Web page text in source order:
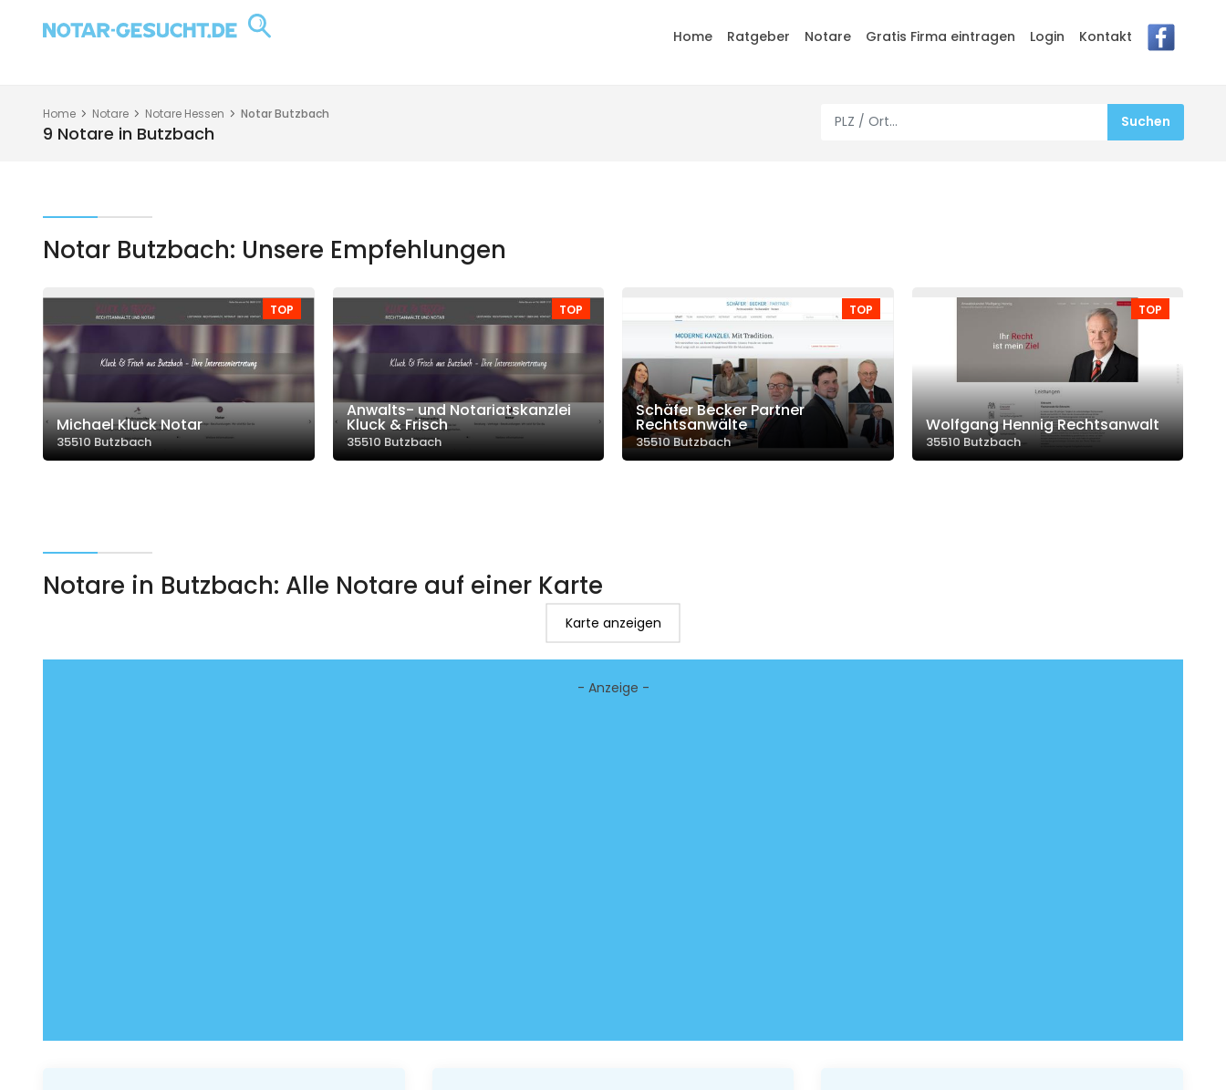
Home Ratgeber Notare Gratis Firma eintragen Login Kontakt
Home Notare Notare Hessen Notar Butzbach
9 Notare in Butzbach
Notar Butzbach: Unsere Empfehlungen
TOP
Michael Kluck Notar
35510 Butzbach
TOP
Anwalts- und Notariatskanzlei
Kluck & Frisch
35510 Butzbach
TOP
Schäfer Becker Partner
Rechtsanwälte
35510 Butzbach
TOP
Wolfgang Hennig Rechtsanwalt
35510 Butzbach
Notare in Butzbach: Alle Notare auf einer Karte
Karte anzeigen
- Anzeige -